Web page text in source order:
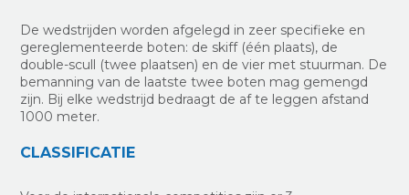
De wedstrijden worden afgelegd in zeer specifieke en
gereglementeerde boten: de skiff (één plaats), de
double-scull (twee plaatsen) en de vier met stuurman. De
bemanning van de laatste twee boten mag gemengd
zijn. Bij elke wedstrijd bedraagt de af te leggen afstand
1000 meter.
CLASSIFICATIE